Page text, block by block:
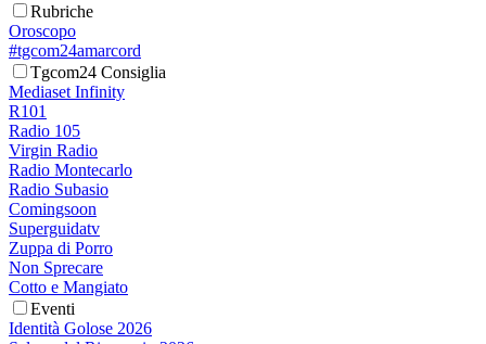
Rubriche
Oroscopo
#tgcom24amarcord
Tgcom24 Consiglia
Mediaset Infinity
R101
Radio 105
Virgin Radio
Radio Montecarlo
Radio Subasio
Comingsoon
Superguidatv
Zuppa di Porro
Non Sprecare
Cotto e Mangiato
Eventi
Identità Golose 2026